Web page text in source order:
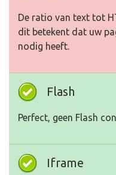
De ratio van text tot
dit betekent dat uw
nodig heeft.
Flash
Perfect, geen Flash
Iframe